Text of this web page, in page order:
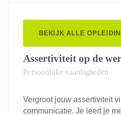
BEKIJK ALLE
Assertiviteit op de
Persoonlijke vaardigheden
Vergroot jouw assertiviteit
communicatie. Je leert je